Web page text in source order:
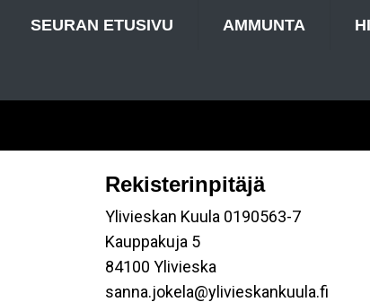
SEURAN ETUSIVU AMMUNTA
Rekisterinpitäjä
Ylivieskan Kuula 0190563-7
Kauppakuja 5
84100 Ylivieska
sanna.jokela@ylivieskankuula.fi